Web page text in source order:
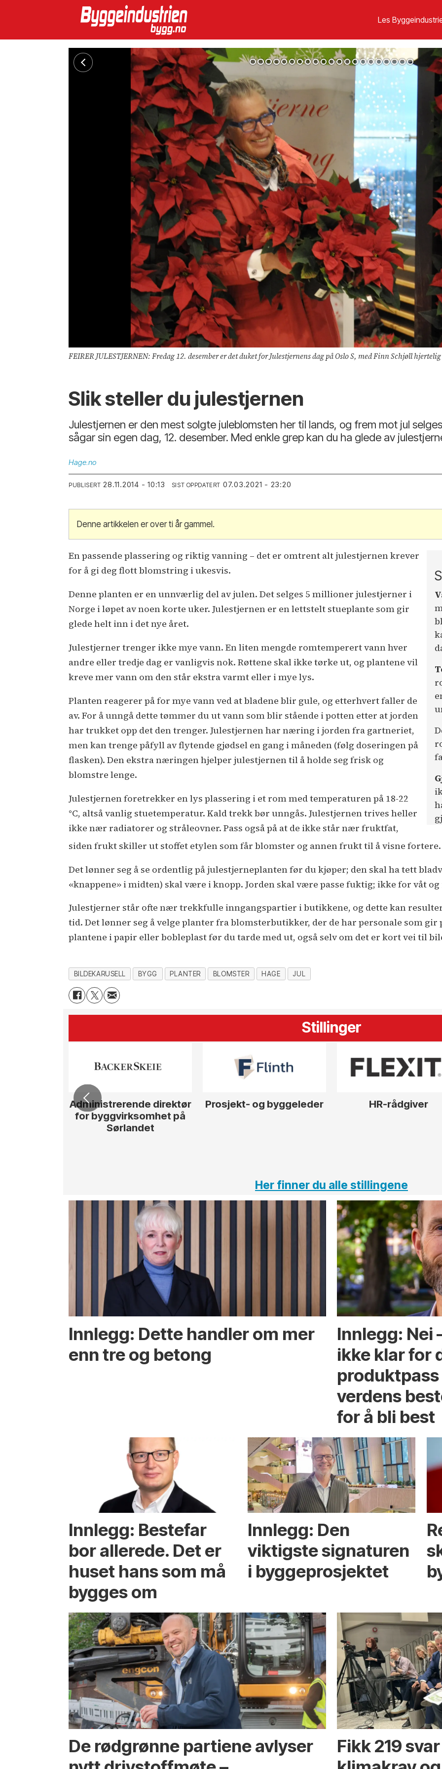
Les
FEIRER JULESTJERNEN: Fredag 12. desember er det duket for Julestjernens dag på Oslo S, med Finn Schjøll hjertelig tilstede. Det blir bygd opp en «bilderamme» pyntet med julestjerner, og her kan man få motiv til sitt eget julekort ved å posere i rammen, alene eller sammen med
Slik steller du julestjernen
Julestjernen er den mest solgte juleblomsten her til lands, og frem mot jul
sågar sin egen dag, 12. desember. Med enkle grep kan du ha glede av
Hage.no
PUBLISERT 28.11.2014 - 10:13 SIST OPPDATERT 07.03.2021 - 23:20
Denne artikkelen er over ti år gammel.
En passende plassering og riktig vanning – det er omtrent alt julestjernen krever
for å gi deg flott blomstring i ukesvis.
Denne planten er en unnværlig del av julen. Det selges 5 millioner julestjerner i
Norge i løpet av noen korte uker. Julestjernen er en lettstelt stueplante som gir
glede helt inn i det nye året.
Julestjerner trenger ikke mye vann. En liten mengde romtemperert vann hver
andre eller tredje dag er vanligvis nok. Røttene skal ikke tørke ut, og plantene vil
kreve mer vann om den står ekstra varmt eller i mye lys.
Planten reagerer på for mye vann ved at bladene blir gule, og etterhvert faller de
av. For å unngå dette tømmer du ut vann som blir stående i potten etter at jorden
har trukket opp det den trenger. Julestjernen har næring i jorden fra gartneriet,
men kan trenge påfyll av flytende gjødsel en gang i måneden (følg doseringen på
flasken). Den ekstra næringen hjelper julestjernen til å holde seg frisk og
blomstre lenge.
Julestjernen foretrekker en lys plassering i et rom med temperaturen på 18-22
°C, altså vanlig stuetemperatur. Kald trekk bør unngås. Julestjernen trives heller
ikke nær radiatorer og stråleovner. Pass også på at de ikke står nær fruktfat,
siden frukt skiller ut stoffet etylen som får blomster og annen frukt til å visne fortere.
Det lønner seg å se ordentlig på julestjerneplanten før du kjøper; den skal ha tett
«knappene» i midten) skal være i knopp. Jorden skal være passe fuktig; ikke for våt
Julestjerner står ofte nær trekkfulle inngangspartier i butikkene, og dette kan
tid. Det lønner seg å velge planter fra blomsterbutikker, der de har personale som
plantene i papir eller bobleplast før du tarde med ut, også selv om det er kort vei til
BILDEKARUSELL BYGG PLANTER BLOMSTER HAGE JUL
Stillinger
Administrerende direktør
for byggvirksomhet på
Sørlandet
Prosjekt- og byggeleder HR-rådgiver
Her finner du alle stillingene
Innlegg: Dette handler om mer
enn tre og betong
Innlegg: Nei
ikke klar for
verdens
for å bli best
Innlegg: Bestefar
bor allerede. Det er
huset hans som må
bygges om
Innlegg: Den
viktigste signaturen
i bygge­­prosjektet
De rødgrønne partiene avlyser
Fikk 219